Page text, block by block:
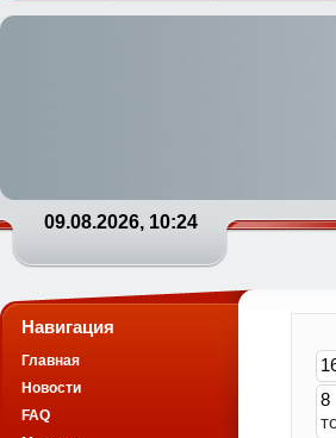
09.08.2026, 10:24
Навигация
Главная
Новости
FAQ